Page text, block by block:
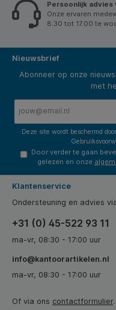
Vloerreiniger
onbehandeld,
onbehandelde
Persoonlijk advies
Onze ervaren
8.30 tot 17.00 te
Nieuwsbrief
Abonneer op onze
met
Deze site wordt beschermd
Door verder te gaan
gelezen en onze
Klantenservice
Ondersteuning en advies
+31 (0) 45-522 93 11
ma-vr, 08:30 - 17:00 uur
info@kantoorartikelen.nl
ma-vr, 08:30 - 17:00 uur
Of via ons contactformulier.